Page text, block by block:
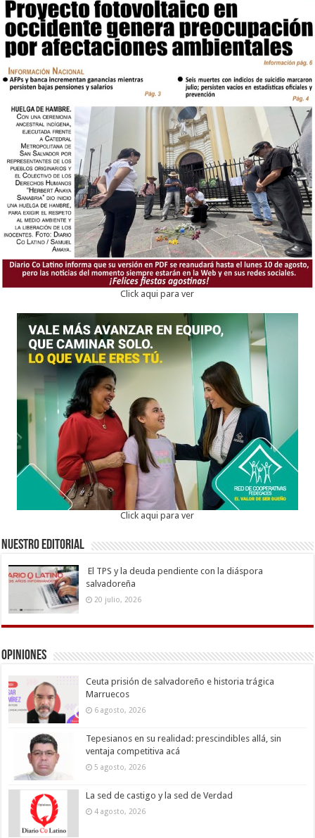
Click aqui para ver
Click aqui para ver
Nuestro Editorial
El TPS y la deuda pendiente con la diáspora
salvadoreña
20 julio, 2026
Opiniones
Ceuta prisión de salvadoreño e historia trágica
Marruecos
6 agosto, 2026
Tepesianos en su realidad: prescindibles allá, sin
ventaja competitiva acá
5 agosto, 2026
La sed de castigo y la sed de Verdad
4 agosto, 2026